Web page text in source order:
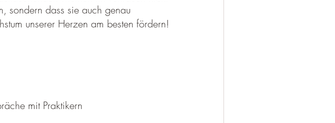
sondern dass sie auch genau
unserer Herzen am besten fördern!
mit Praktikern